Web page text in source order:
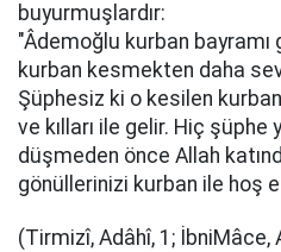
buyurmuşlardır:
"Âdemoğlu kurban bayramı
kurban kesmekten daha
Şüphesiz ki o kesilen
ve kılları ile gelir. Hiç şüphe
düşmeden önce Allah
gönüllerinizi kurban ile hoş
(Tirmizî, Adâhî, 1; İbniMâce,